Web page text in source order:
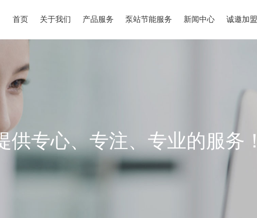
首页 关于我们 产品服务 泵站节能服务 新闻中心 诚邀加盟
供专心、专注、专业的服务！